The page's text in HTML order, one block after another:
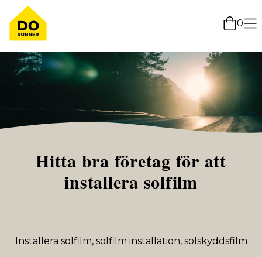
0
Hitta bra företag för att
installera solfilm
Installera solfilm, solfilm installation, solskyddsfilm